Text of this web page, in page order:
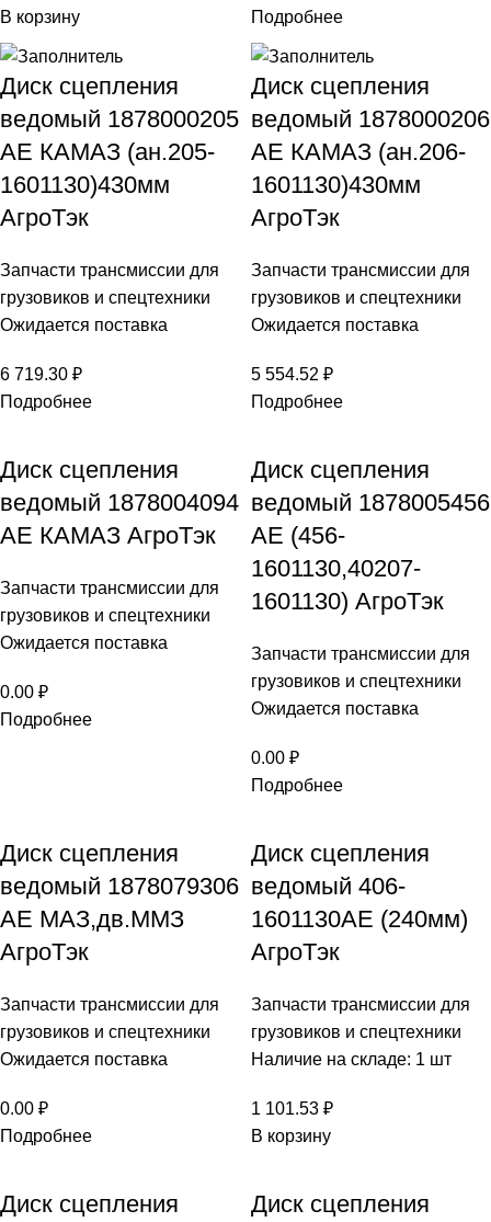
В корзину
Подробнее
Диск сцепления
ведомый 1878000205
AE КАМАЗ (ан.205-
1601130)430мм
АгроТэк
Запчасти трансмиссии для
грузовиков и спецтехники
Ожидается поставка
6 719.30 ₽
Подробнее
Диск сцепления
ведомый 1878000206
AE КАМАЗ (ан.206-
1601130)430мм
АгроТэк
Запчасти трансмиссии для
грузовиков и спецтехники
Ожидается поставка
5 554.52 ₽
Подробнее
Диск сцепления
ведомый 1878004094
AE КАМАЗ АгроТэк
Запчасти трансмиссии для
грузовиков и спецтехники
Ожидается поставка
0.00 ₽
Подробнее
Диск сцепления
ведомый 1878005456
AE (456-
1601130,40207-
1601130) АгроТэк
Запчасти трансмиссии для
грузовиков и спецтехники
Ожидается поставка
0.00 ₽
Подробнее
Диск сцепления
ведомый 1878079306
AE МАЗ,дв.ММЗ
АгроТэк
Запчасти трансмиссии для
грузовиков и спецтехники
Ожидается поставка
0.00 ₽
Подробнее
Диск сцепления
ведомый 406-
1601130АЕ (240мм)
АгроТэк
Запчасти трансмиссии для
грузовиков и спецтехники
Наличие на складе: 1 шт
1 101.53 ₽
В корзину
Диск сцепления Диск сцепления